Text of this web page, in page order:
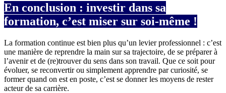
En conclusion : investir dans sa
formation, c’est miser sur soi-même !
La formation continue est bien plus qu’un levier professionnel : c’est
une manière de reprendre la main sur sa trajectoire, de se préparer à
l’avenir et de (re)trouver du sens dans son travail. Que ce soit pour
évoluer, se reconvertir ou simplement apprendre par curiosité, se
former quand on est en poste, c’est se donner les moyens de rester
acteur de sa carrière.